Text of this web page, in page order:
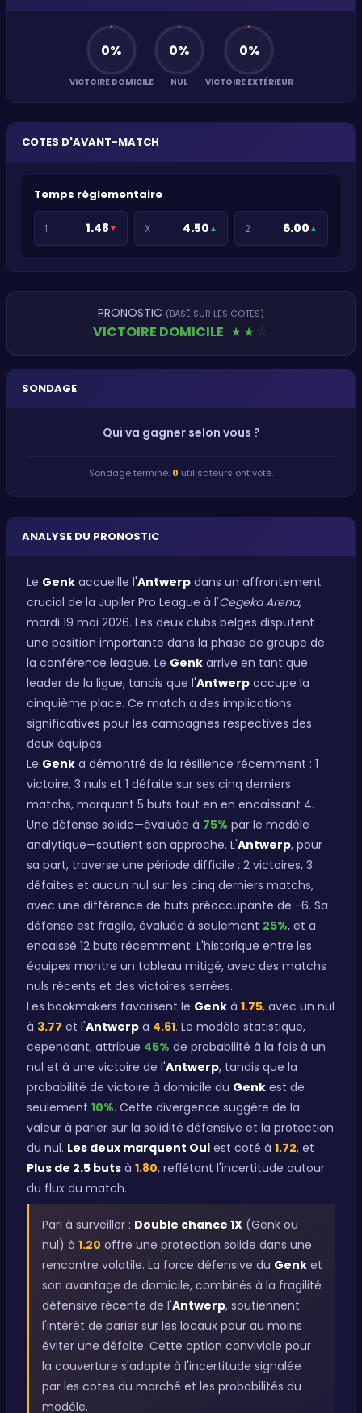
0%
VICTOIRE DOMICILE
0%
NUL
0%
VICTOIRE EXTÉRIEUR
COTES D'AVANT-MATCH
Temps réglementaire
1 1.48 ▼ X 4.50 ▲ 2 6.00 ▲
PRONOSTIC (BASÉ SUR LES COTES)
VICTOIRE DOMICILE ★★ ★
SONDAGE
Qui va gagner selon vous ?
Sondage terminé. 0 utilisateurs ont voté.
ANALYSE DU PRONOSTIC
Le Genk accueille l'Antwerp dans un affrontement
crucial de la Jupiler Pro League à l'Cegeka Arena,
mardi 19 mai 2026. Les deux clubs belges disputent
une position importante dans la phase de groupe de
la conférence league. Le Genk arrive en tant que
leader de la ligue, tandis que l'Antwerp occupe la
cinquième place. Ce match a des implications
significatives pour les campagnes respectives des
deux équipes.
Le Genk a démontré de la résilience récemment : 1
victoire, 3 nuls et 1 défaite sur ses cinq derniers
matchs, marquant 5 buts tout en en encaissant 4.
Une défense solide—évaluée à 75% par le modèle
analytique—soutient son approche. L'Antwerp, pour
sa part, traverse une période difficile : 2 victoires, 3
défaites et aucun nul sur les cinq derniers matchs,
avec une différence de buts préoccupante de -6. Sa
défense est fragile, évaluée à seulement 25%, et a
encaissé 12 buts récemment. L'historique entre les
équipes montre un tableau mitigé, avec des matchs
nuls récents et des victoires serrées.
Les bookmakers favorisent le Genk à 1.75, avec un nul
à 3.77 et l'Antwerp à 4.61. Le modèle statistique,
cependant, attribue 45% de probabilité à la fois à un
nul et à une victoire de l'Antwerp, tandis que la
probabilité de victoire à domicile du Genk est de
seulement 10%. Cette divergence suggère de la
valeur à parier sur la solidité défensive et la protection
du nul. Les deux marquent Oui est coté à 1.72, et
Plus de 2.5 buts à 1.80, reflétant l'incertitude autour
du flux du match.
Pari à surveiller : Double chance 1X (Genk ou
nul) à 1.20 offre une protection solide dans une
rencontre volatile. La force défensive du Genk et
son avantage de domicile, combinés à la fragilité
défensive récente de l'Antwerp, soutiennent
l'intérêt de parier sur les locaux pour au moins
éviter une défaite. Cette option conviviale pour
la couverture s'adapte à l'incertitude signalée
par les cotes du marché et les probabilités du
modèle.